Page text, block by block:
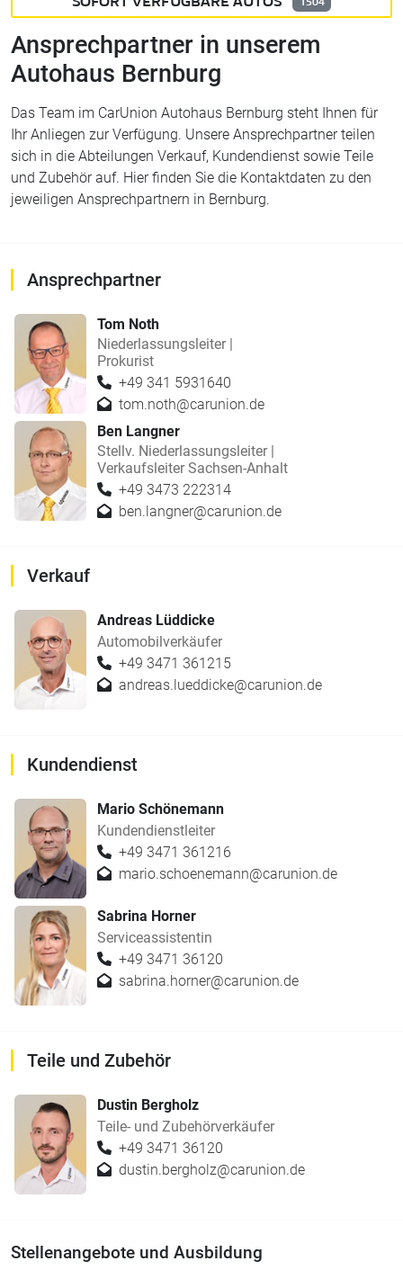
Ansprechpartner in unserem
Autohaus Bernburg
Das Team im CarUnion Autohaus Bernburg steht Ihnen für
Ihr Anliegen zur Verfügung. Unsere Ansprechpartner teilen
sich in die Abteilungen Verkauf, Kundendienst sowie Teile
und Zubehör auf. Hier finden Sie die Kontaktdaten zu den
jeweiligen Ansprechpartnern in Bernburg.
Ansprechpartner
Tom Noth
Niederlassungsleiter |
Prokurist
+49 341 5931640
tom.noth@carunion.de
Ben Langner
Stellv. Niederlassungsleiter |
Verkaufsleiter Sachsen-Anhalt
+49 3473 222314
ben.langner@carunion.de
Verkauf
Andreas Lüddicke
Automobilverkäufer
+49 3471 361215
andreas.lueddicke@carunion.de
Kundendienst
Mario Schönemann
Kundendienstleiter
+49 3471 361216
mario.schoenemann@carunion.de
Sabrina Horner
Serviceassistentin
+49 3471 36120
sabrina.horner@carunion.de
Teile und Zubehör
Dustin Bergholz
Teile- und Zubehörverkäufer
+49 3471 36120
dustin.bergholz@carunion.de
Stellenangebote und Ausbildung